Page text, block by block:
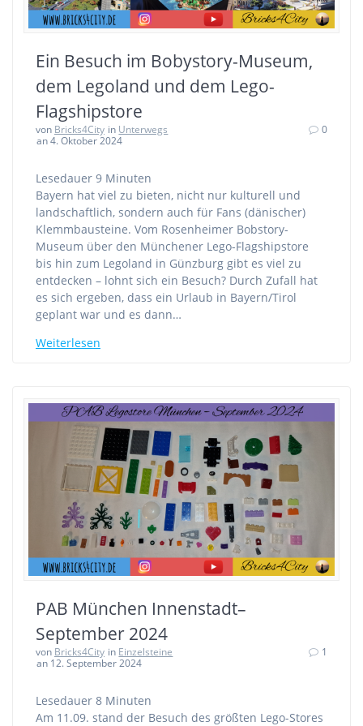
Ein Besuch im Bobystory-Museum,
dem Legoland und dem Lego-
Flagshipstore
von Bricks4City in Unterwegs
an 4. Oktober 2024
0
Lesedauer 9 Minuten
Bayern hat viel zu bieten, nicht nur kulturell und
landschaftlich, sondern auch für Fans (dänischer)
Klemmbausteine. Vom Rosenheimer Bobstory-
Museum über den Münchener Lego-Flagshipstore
bis hin zum Legoland in Günzburg gibt es viel zu
entdecken – lohnt sich ein Besuch? Durch Zufall hat
es sich ergeben, dass ein Urlaub in Bayern/Tirol
geplant war und es dann…
Weiterlesen
PAB München Innenstadt–
September 2024
von Bricks4City in Einzelsteine
an 12. September 2024
1
Lesedauer 8 Minuten
Am 11.09. stand der Besuch des größten Lego-Stores